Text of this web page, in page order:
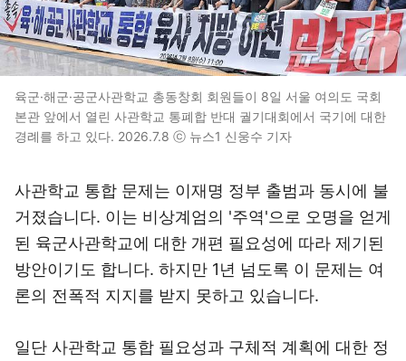
육군·해군·공군사관학교 총동창회 회원들이 8일 서울 여의도 국회
본관 앞에서 열린 사관학교 통폐합 반대 궐기대회에서 국기에 대한
경례를 하고 있다. 2026.7.8 ⓒ 뉴스1 신웅수 기자
사관학교 통합 문제는 이재명 정부 출범과 동시에 불
거졌습니다. 이는 비상계엄의 '주역'으로 오명을 얻게
된 육군사관학교에 대한 개편 필요성에 따라 제기된
방안이기도 합니다. 하지만 1년 넘도록 이 문제는 여
론의 전폭적 지지를 받지 못하고 있습니다.
일단 사관학교 통합 필요성과 구체적 계획에 대한 정